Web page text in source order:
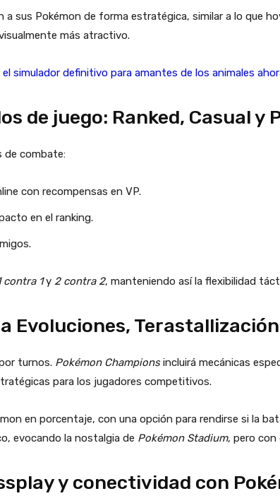
sus Pokémon de forma estratégica, similar a lo que
más atractivo.
el simulador definitivo para amantes de los animales
de juego: Ranked, Casual y
de combate:
con recompensas en VP.
en el ranking.
contra 1y 2 contra 2, manteniendo así la flexibilidad
Evoluciones,
turnos. Pokémon Championsincluirá mecánicas
para los jugadores competitivos.
en porcentaje, con una opción para rendirse si la
evocando la nostalgia de Pokémon Stadium, pero con
y conectividad con